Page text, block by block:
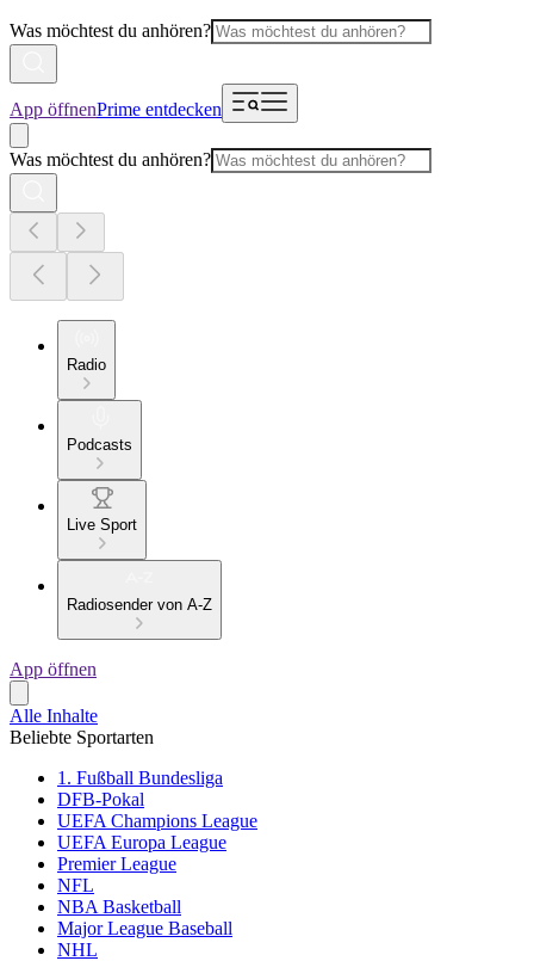
Was möchtest du anhören?
App öffnenPrime entdecken
Was möchtest du anhören?
Radio
Podcasts
Live Sport
Radiosender von A-Z
App öffnen
Alle Inhalte
Beliebte Sportarten
1. Fußball Bundesliga
DFB-Pokal
UEFA Champions League
UEFA Europa League
Premier League
NFL
NBA Basketball
Major League Baseball
NHL